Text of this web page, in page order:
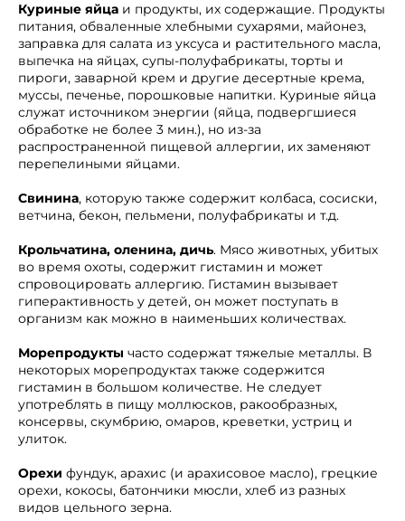
Куриные яйца и продукты, их содержащие. Продукты
питания, обваленные хлебными сухарями, майонез,
заправка для салата из уксуса и растительного масла,
выпечка на яйцах, супы-полуфабрикаты, торты и
пироги, заварной крем и другие десертные крема,
муссы, печенье, порошковые напитки. Куриные яйца
служат источником энергии (яйца, подвергшиеся
обработке не более 3 мин.), но из-за
распространенной пищевой аллергии, их заменяют
перепелиными яйцами.
Свинина, которую также содержит колбаса, сосиски,
ветчина, бекон, пельмени, полуфабрикаты и т.д.
Крольчатина, оленина, дичь. Мясо животных, убитых
во время охоты, содержит гистамин и может
спровоцировать аллергию. Гистамин вызывает
гиперактивность у детей, он может поступать в
организм как можно в наименьших количествах.
Морепродукты часто содержат тяжелые металлы. В
некоторых морепродуктах также содержится
гистамин в большом количестве. Не следует
употреблять в пищу моллюсков, ракообразных,
консервы, скумбрию, омаров, креветки, устриц и
улиток.
Орехи фундук, арахис (и арахисовое масло), грецкие
орехи, кокосы, батончики мюсли, хлеб из разных
видов цельного зерна.